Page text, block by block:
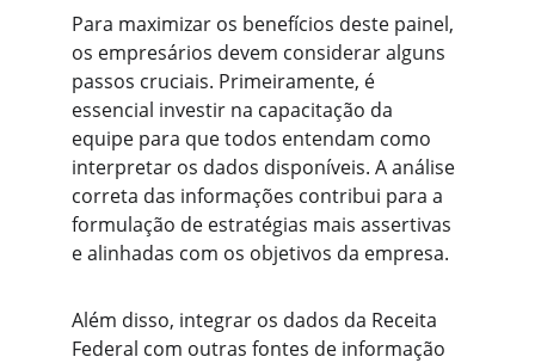
Para maximizar os benefícios deste painel,
os empresários devem considerar alguns
passos cruciais. Primeiramente, é
essencial investir na capacitação da
equipe para que todos entendam como
interpretar os dados disponíveis. A análise
correta das informações contribui para a
formulação de estratégias mais assertivas
e alinhadas com os objetivos da empresa.
Além disso, integrar os dados da Receita
Federal com outras fontes de informação